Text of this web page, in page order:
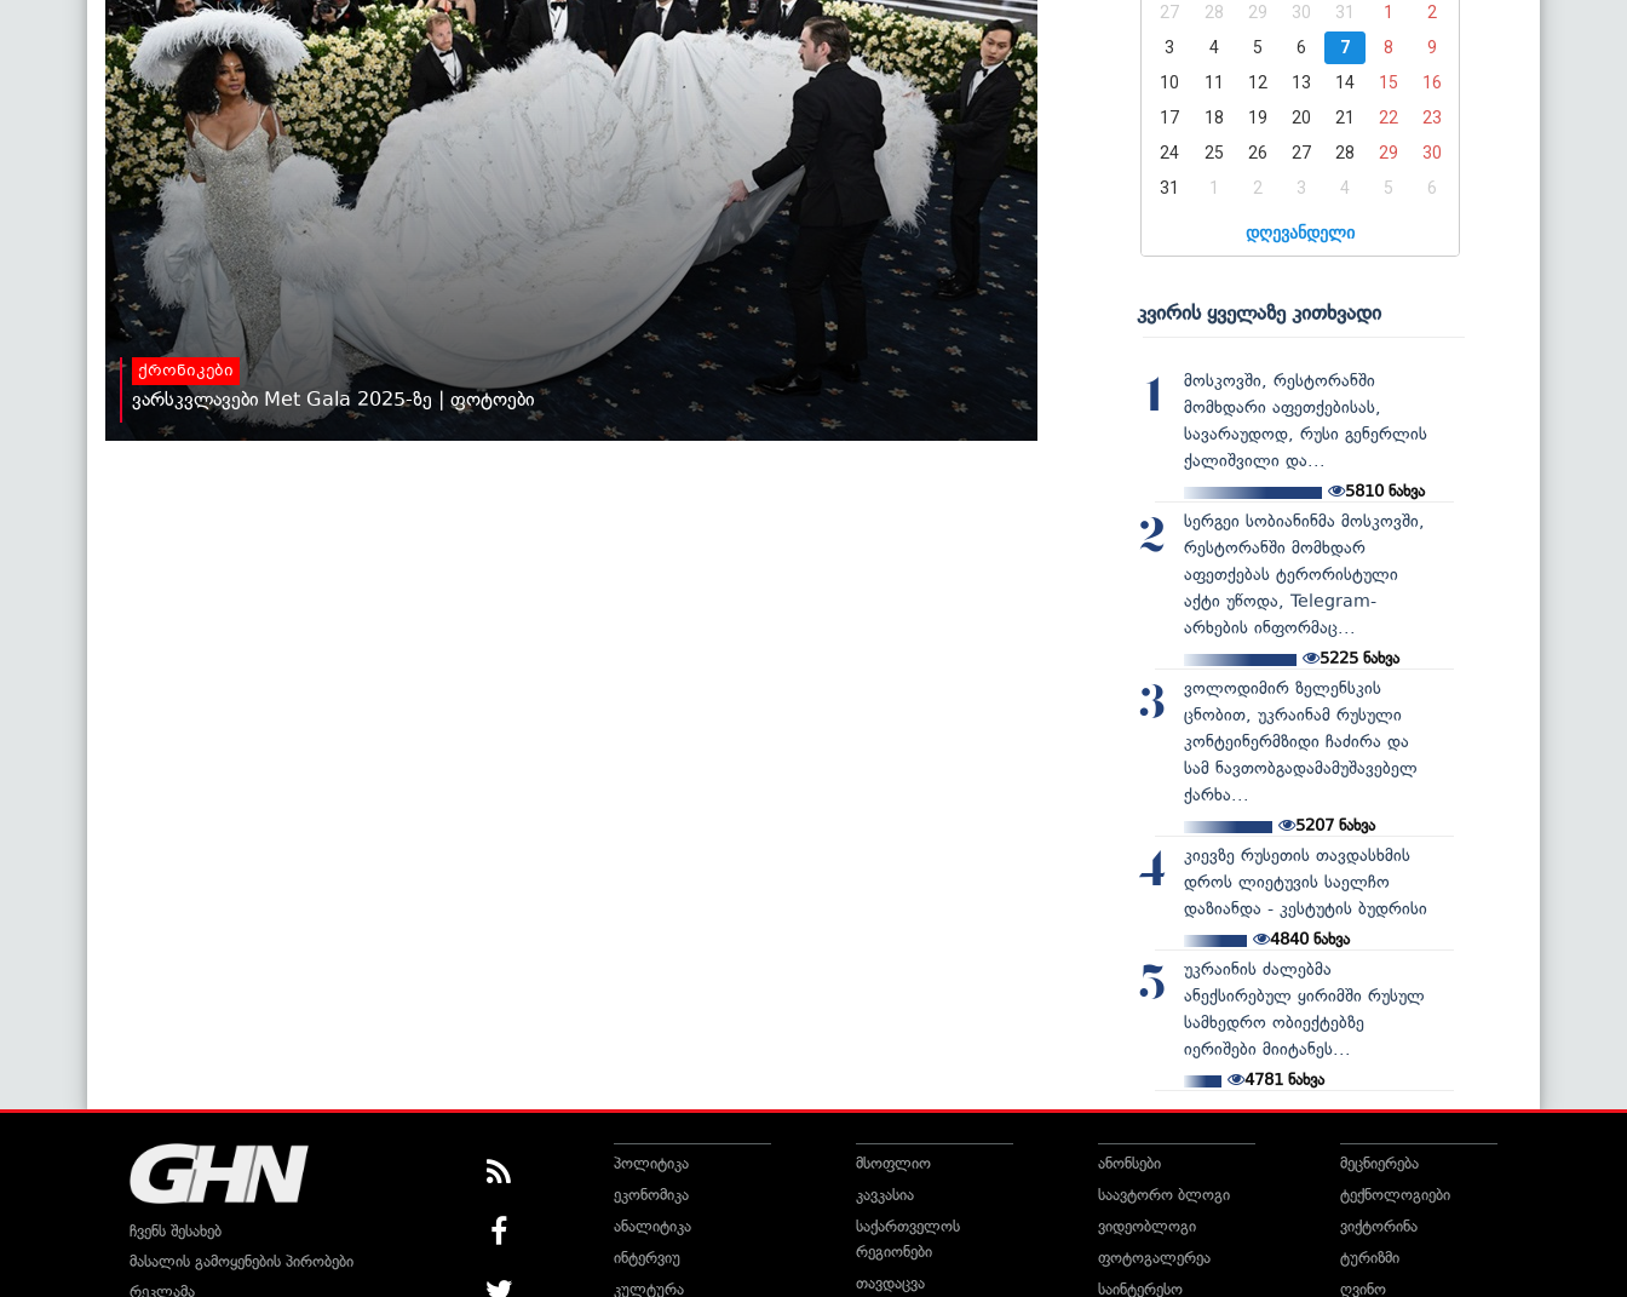
ქრონიკები
ვარსკვლავები Met Gala 2025-ზე | ფოტოები
27
28 29 30 31 1
2
3
4 5 6 7 8
9
10
11 12 13 14 15
16
17
18 19 20 21 22
23
24
25 26 27 28 29
30
31
1 2 3 4 5 6
დღევანდელი
კვირის ყველაზე კითხვადი
1
მოსკოვში, რესტორანში
მომხდარი აფეთქებისას,
სავარაუდოდ, რუსი გენერლის
ქალიშვილი და...
5810ნახვა
2
სერგეი სობიანინმა მოსკოვში,
რესტორანში მომხდარ
აფეთქებას ტერორისტული
აქტი უწოდა, Telegram-
არხების ინფორმაც...
5225 ნახვა
3
ვოლოდიმირ ზელენსკის
ცნობით, უკრაინამ რუსული
კონტეინერმზიდი ჩაძირა და
სამ ნავთობგადამამუშავებელ
ქარხა...
5207ნახვა
4
კიევზე რუსეთის თავდასხმის
დროს ლიეტუვის საელჩო
დაზიანდა - კესტუტის ბუდრისი
4840ნახვა
5
უკრაინის ძალებმა
ანექსირებულ ყირიმში რუსულ
სამხედრო ობიექტებზე
იერიშები მიიტანეს...
4781 ნახვა
ჩვენს შესახებ
მასალის გამოყენების პირობები
რეკლამა
პოლიტიკა
ეკონომიკა
ანალიტიკა
ინტერვიუ
კულტურა
მსოფლიო
კავკასია
საქართველოს
რეგიონები
თავდაცვა
ანონსები
საავტორო ბლოგი
ვიდეობლოგი
ფოტოგალერეა
საინტერესო
მეცნიერება
ტექნოლოგიები
ვიქტორინა
ტურიზმი
ღვინო